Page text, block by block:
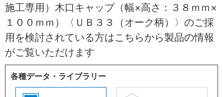
施工専用）木口キャップ（幅×高さ：３８ｍｍ×
１００ｍｍ）〈ＵＢ３３（オーク柄）〉のご採
用を検討されている方はこちらから製品の情報
がご覧いただけます
各種データ・ライブラリー